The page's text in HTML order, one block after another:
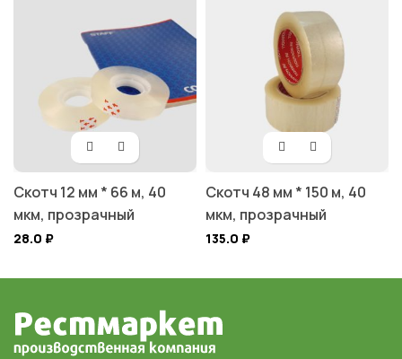
Скотч 12 мм * 66 м, 40
мкм, прозрачный
28.0 ₽
Скотч 48 мм * 150 м, 40
мкм, прозрачный
135.0 ₽